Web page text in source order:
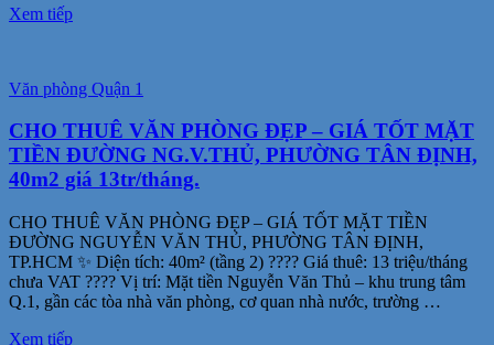
Xem tiếp
Văn phòng Quận 1
CHO THUÊ VĂN PHÒNG ĐẸP – GIÁ TỐT MẶT
TIỀN ĐƯỜNG NG.V.THỦ, PHƯỜNG TÂN ĐỊNH,
40m2 giá 13tr/tháng.
CHO THUÊ VĂN PHÒNG ĐẸP – GIÁ TỐT MẶT TIỀN
ĐƯỜNG NGUYỄN VĂN THỦ, PHƯỜNG TÂN ĐỊNH,
TP.HCM ✨ Diện tích: 40m² (tầng 2) ???? Giá thuê: 13 triệu/tháng
chưa VAT ???? Vị trí: Mặt tiền Nguyễn Văn Thủ – khu trung tâm
Q.1, gần các tòa nhà văn phòng, cơ quan nhà nước, trường …
Xem tiếp